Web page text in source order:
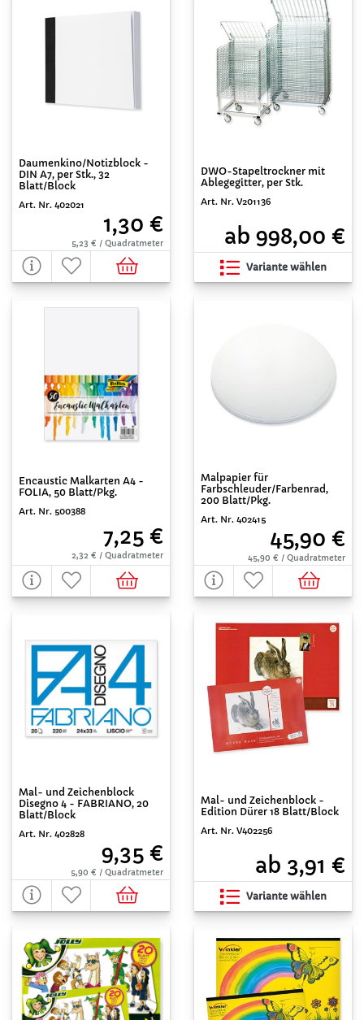
Daumenkino/Notizblock -
DIN A7, per Stk., 32
Blatt/Block
Art. Nr. 402021
1,30 €
5,23 € / Quadratmeter
DWO-Stapeltrockner mit
Ablegegitter, per Stk.
Art. Nr. V201136
ab 998,00 €
Variante wählen
Encaustic Malkarten A4 -
FOLIA, 50 Blatt/Pkg.
Art. Nr. 500388
7,25 €
2,32 € / Quadratmeter
Malpapier für
Farbschleuder/Farbenrad,
200 Blatt/Pkg.
Art. Nr. 402415
45,90 €
45,90 € / Quadratmeter
Mal- und Zeichenblock
Disegno 4 - FABRIANO, 20
Blatt/Block
Art. Nr. 402828
9,35 €
5,90 € / Quadratmeter
Mal- und Zeichenblock -
Edition Dürer 18 Blatt/Block
Art. Nr. V402256
ab 3,91 €
Variante wählen